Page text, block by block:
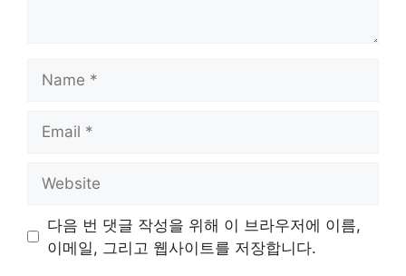
다음 번 댓글 작성을 위해 이 브라우저에 이름,
이메일, 그리고 웹사이트를 저장합니다.